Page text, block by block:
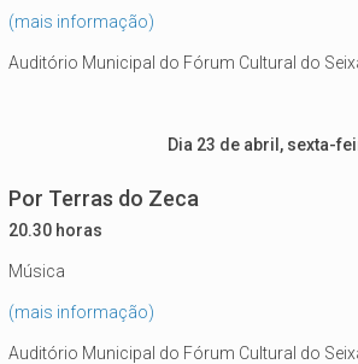
(mais informação)
Auditório Municipal do Fórum Cultural do
Dia 23 de abril, sexta-
Por Terras do Zeca
20.30 horas
Música
(mais informação)
Auditório Municipal do Fórum Cultural do